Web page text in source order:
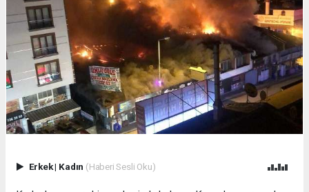
Erkek| Kadın (Haberi Sesli Oku)